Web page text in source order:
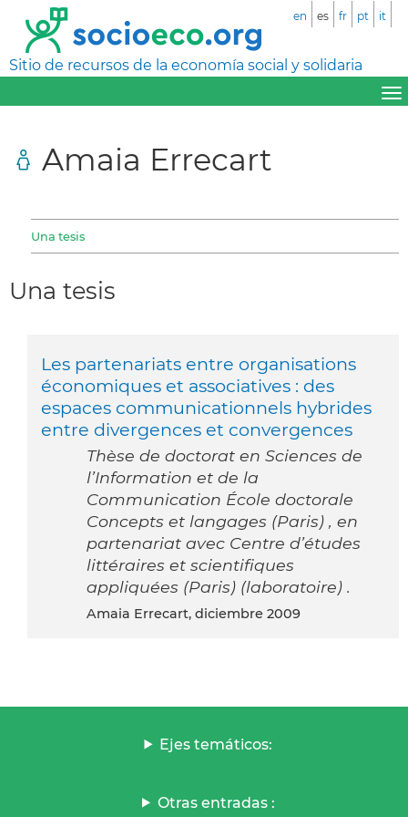
Sitio de recursos de la economía social y solidaria
en es fr pt it
Amaia Errecart
Una tesis
Una tesis
Les partenariats entre organisations
économiques et associatives : des
espaces communicationnels hybrides
entre divergences et convergences
Thèse de doctorat en Sciences de
l’Information et de la
Communication École doctorale
Concepts et langages (Paris) , en
partenariat avec Centre d’études
littéraires et scientifiques
appliquées (Paris) (laboratoire) .
Amaia Errecart, diciembre 2009
Ejes temáticos:
Otras entradas :